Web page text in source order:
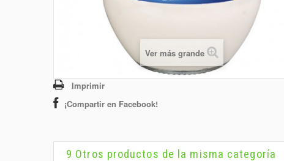
Ver más grande
Imprimir
¡Compartir en Facebook!
9 Otros productos de la misma categoría